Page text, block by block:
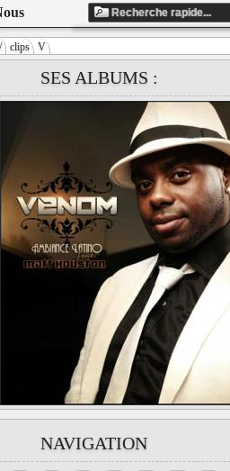
/ clips V
: Undefined array key
/home/clients/
line104
SES ALBUMS :
NAVIGATION